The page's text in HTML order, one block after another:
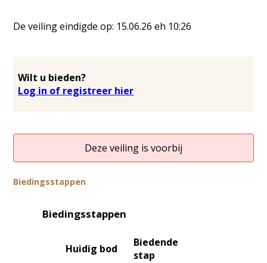
De veiling eindigde op: 15.06.26 eh 10:26
Wilt u bieden?
Log in of registreer hier
Deze veiling is voorbij
Biedingsstappen
Biedingsstappen
Huidig bod
Biedende
stap